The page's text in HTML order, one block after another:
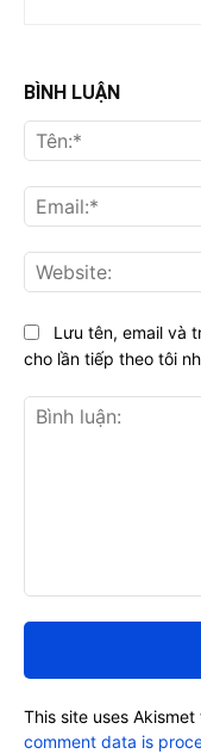
BÌNH LUẬN
luận:
Lưu tên, email và
cho lần tiếp theo tôi
This site uses
comment data is